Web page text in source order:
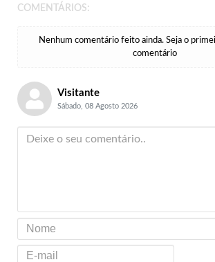
COMENTÁRIOS:
Nenhum comentário feito ainda. Seja o
comentário
Visitante
Sábado, 08 Agosto 2026